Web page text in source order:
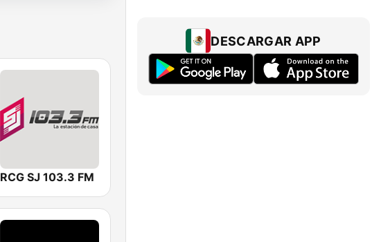
RCG SJ 103.3 FM
DESCARGAR APP